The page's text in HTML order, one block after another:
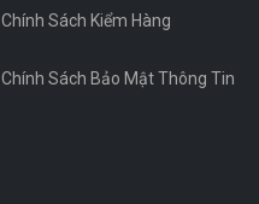
Chính Sách Kiểm Hàng
Chính Sách Bảo Mật Thông Tin